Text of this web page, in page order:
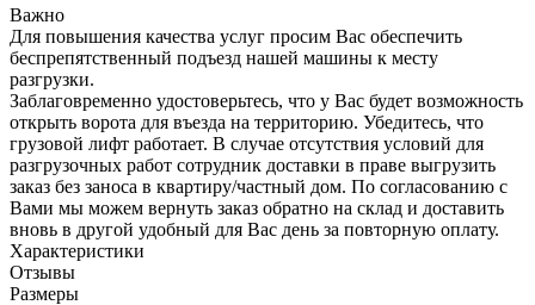
Важно
Для повышения качества услуг просим Вас обеспечить
беспрепятственный подъезд нашей машины к месту
разгрузки.
Заблаговременно удостоверьтесь, что у Вас будет возможность
открыть ворота для въезда на территорию. Убедитесь, что
грузовой лифт работает. В случае отсутствия условий для
разгрузочных работ сотрудник доставки в праве выгрузить
заказ без заноса в квартиру/частный дом. По согласованию с
Вами мы можем вернуть заказ обратно на склад и доставить
вновь в другой удобный для Вас день за повторную оплату.
Характеристики
Отзывы
Размеры